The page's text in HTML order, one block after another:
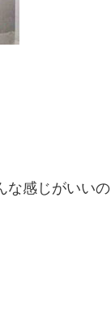
な感じがいいの